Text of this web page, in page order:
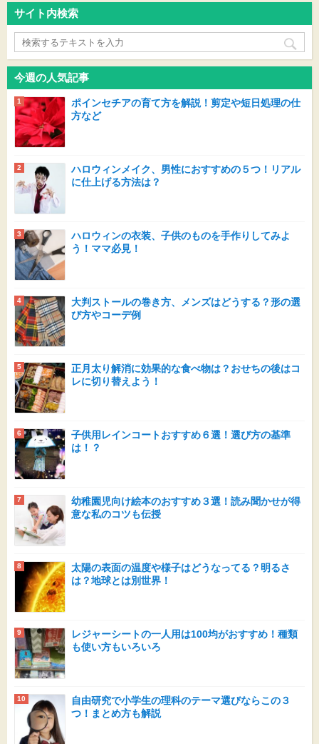
サイト内検索
今週の人気記事
ポインセチアの育て方を解説！剪定や短日処理の仕
方など
ハロウィンメイク、男性におすすめの５つ！リアル
に仕上げる方法は？
ハロウィンの衣装、子供のものを手作りしてみよ
う！ママ必見！
大判ストールの巻き方、メンズはどうする？形の選
び方やコーデ例
正月太り解消に効果的な食べ物は？おせちの後はコ
レに切り替えよう！
子供用レインコートおすすめ６選！選び方の基準
は！？
幼稚園児向け絵本のおすすめ３選！読み聞かせが得
意な私のコツも伝授
太陽の表面の温度や様子はどうなってる？明るさ
は？地球とは別世界！
レジャーシートの一人用は100均がおすすめ！種類
も使い方もいろいろ
自由研究で小学生の理科のテーマ選びならこの３
つ！まとめ方も解説